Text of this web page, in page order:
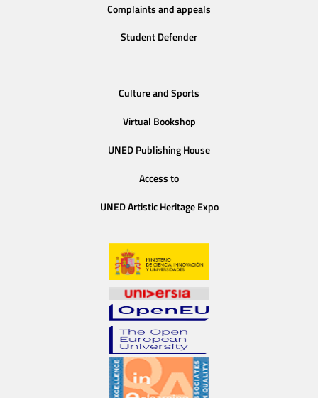
Complaints and appeals
Student Defender
Culture and Sports
Virtual Bookshop
UNED Publishing House
Access to
UNED Artistic Heritage Expo